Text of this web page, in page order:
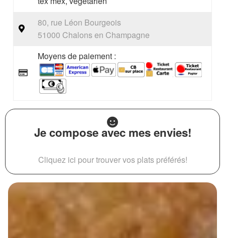
80, rue Léon Bourgeois
51000 Chalons en Champagne
Moyens de paiement :
Je compose avec mes envies!
Cliquez ici pour trouver vos plats préférés!